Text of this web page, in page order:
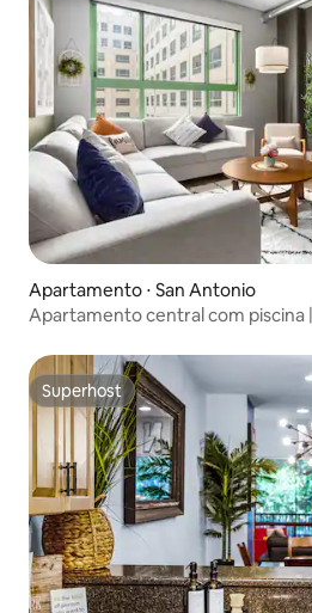
Apartamento ⋅ San Antonio
Apartamento central com piscina
Superhost
Superhost